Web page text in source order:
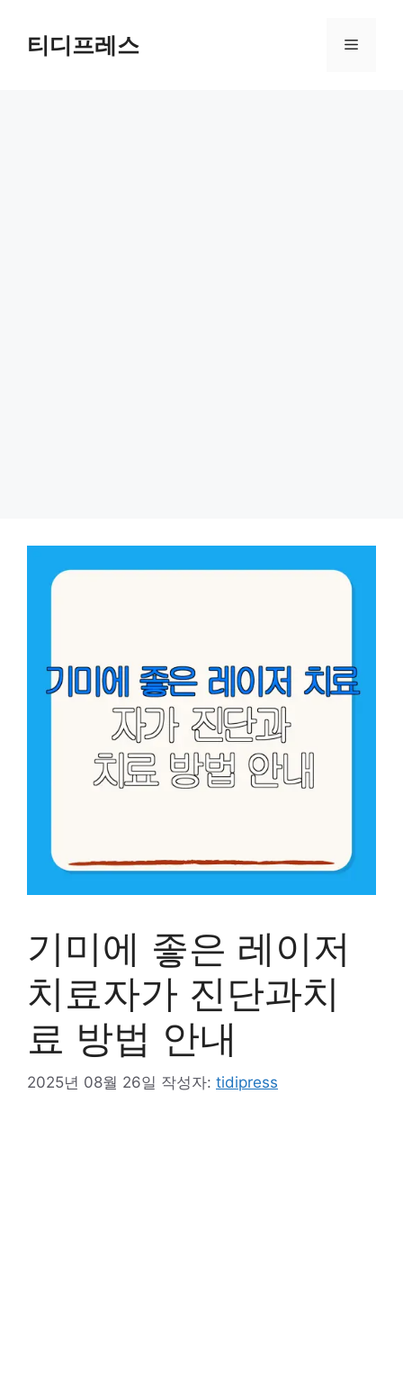
티디프레스 메
기미에 좋은 레이저
치료자가 진단과치
료 방법 안내
2025년 08월 26일 작성자: tidipress